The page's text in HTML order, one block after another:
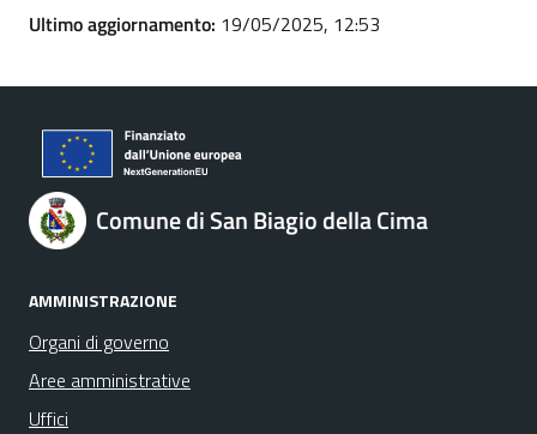
Ultimo aggiornamento: 19/05/2025, 12:53
Comune di San Biagio della Cima
AMMINISTRAZIONE
Organi di governo
Aree amministrative
Uffici